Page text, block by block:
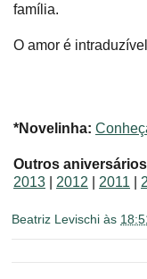
família.
O amor é
*Novelinha:
Outros
2013
2012 2011
Beatriz Levischi às